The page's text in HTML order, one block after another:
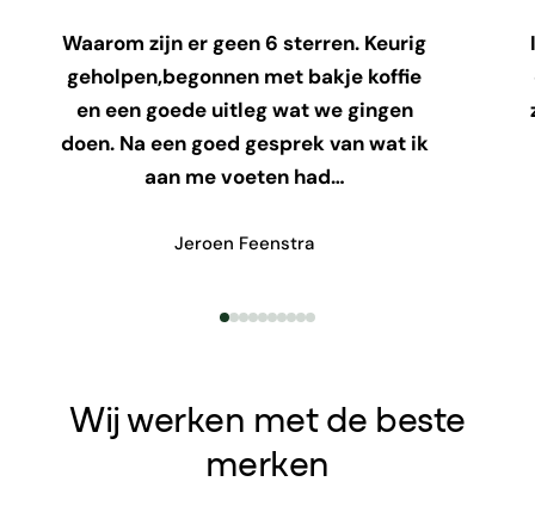
Waarom zijn er geen 6 sterren. Keurig
geholpen,begonnen met bakje koffie
en een goede uitleg wat we gingen
doen. Na een goed gesprek van wat ik
aan me voeten had…
Jeroen Feenstra
Wij werken met de beste
merken